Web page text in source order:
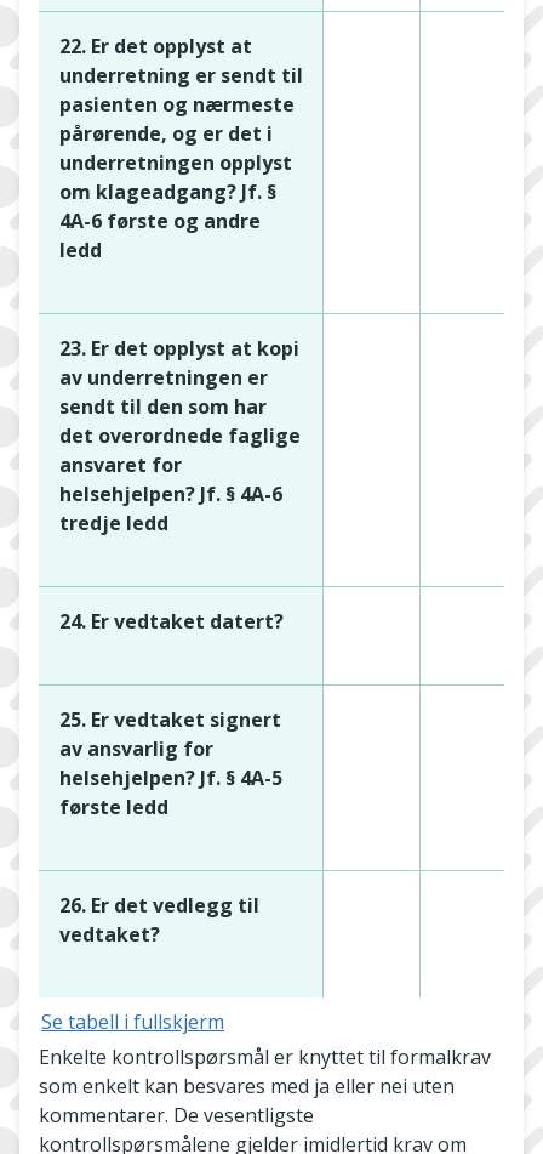
22. Er det opplyst at
underretning er sendt til
pasienten og nærmeste
pårørende, og er det i
underretningen opplyst
om klageadgang? Jf. §
4A-6 første og andre
ledd
23. Er det opplyst at kopi
av underretningen er
sendt til den som har
det overordnede faglige
ansvaret for
helsehjelpen? Jf. § 4A-6
tredje ledd
24. Er vedtaket datert?
25. Er vedtaket signert
av ansvarlig for
helsehjelpen? Jf. § 4A-5
første ledd
26. Er det vedlegg til
vedtaket?
Se tabell i fullskjerm
Enkelte kontrollspørsmål er knyttet til formalkrav
som enkelt kan besvares med ja eller nei uten
kommentarer. De vesentligste
kontrollspørsmålene gjelder imidlertid krav om